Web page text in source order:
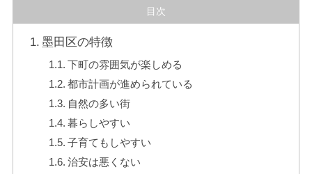
目次
墨田区の特徴
下町の雰囲気が楽しめる
都市計画が進められている
自然の多い街
暮らしやすい
子育てもしやすい
治安は悪くない